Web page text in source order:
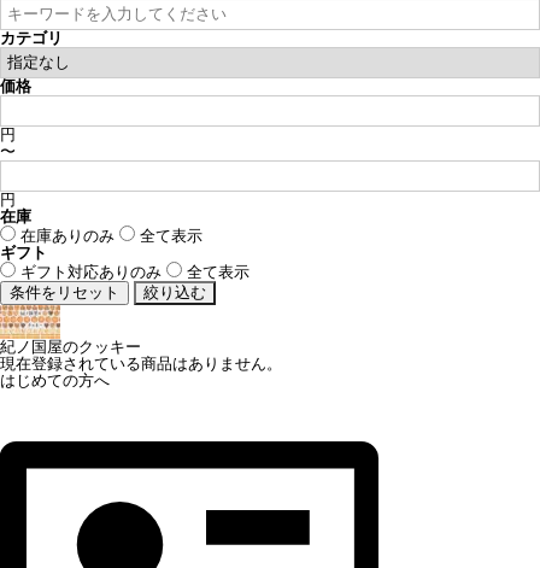
カテゴリ
価格
円
〜
円
在庫
在庫ありのみ
全て表示
ギフト
ギフト対応ありのみ
全て表示
紀ノ国屋のクッキー
現在登録されている商品はありません。
はじめての方へ